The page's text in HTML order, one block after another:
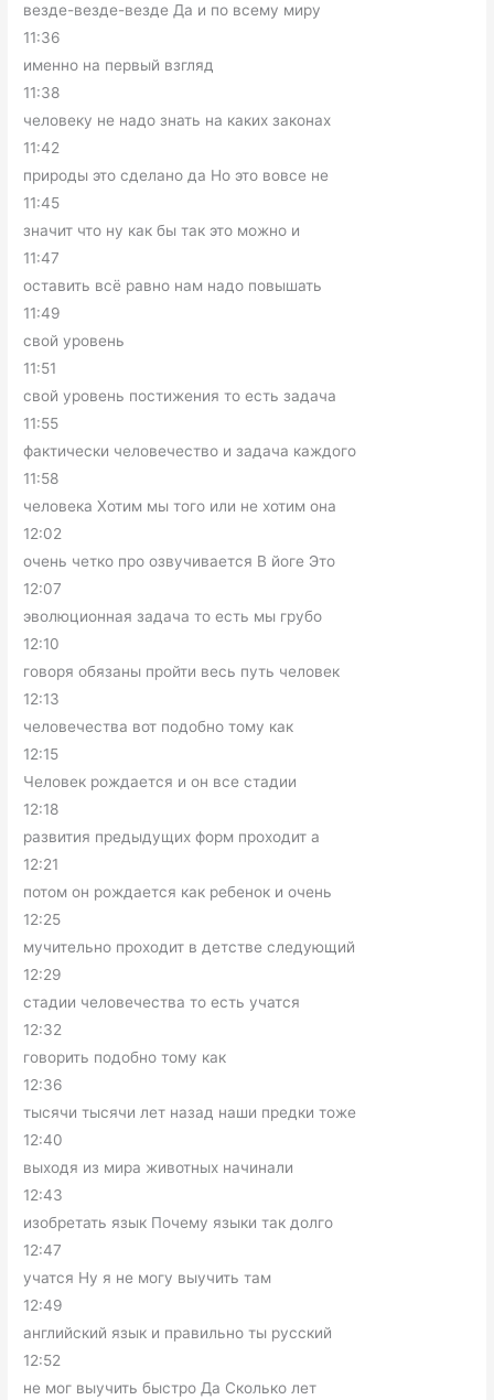
везде-везде-везде Да и по всему миру
11:36
именно на первый взгляд
11:38
человеку не надо знать на каких законах
11:42
природы это сделано да Но это вовсе не
11:45
значит что ну как бы так это можно и
11:47
оставить всё равно нам надо повышать
11:49
свой уровень
11:51
свой уровень постижения то есть задача
11:55
фактически человечество и задача каждого
11:58
человека Хотим мы того или не хотим она
12:02
очень четко про озвучивается В йоге Это
12:07
эволюционная задача то есть мы грубо
12:10
говоря обязаны пройти весь путь человек
12:13
человечества вот подобно тому как
12:15
Человек рождается и он все стадии
12:18
развития предыдущих форм проходит а
12:21
потом он рождается как ребенок и очень
12:25
мучительно проходит в детстве следующий
12:29
стадии человечества то есть учатся
12:32
говорить подобно тому как
12:36
тысячи тысячи лет назад наши предки тоже
12:40
выходя из мира животных начинали
12:43
изобретать язык Почему языки так долго
12:47
учатся Ну я не могу выучить там
12:49
английский язык и правильно ты русский
12:52
не мог выучить быстро Да Сколько лет